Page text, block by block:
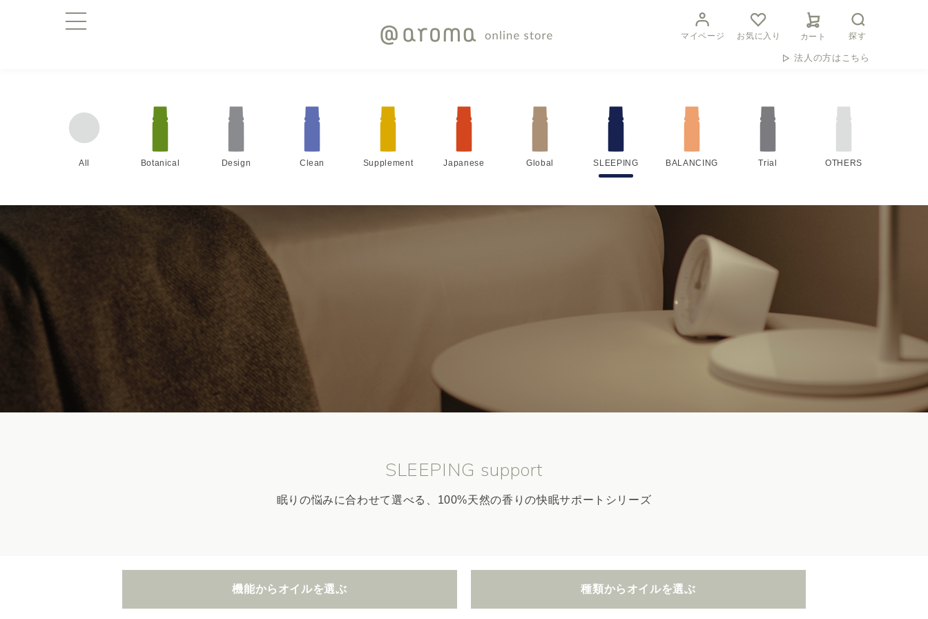
マイページ お気に入り カート 探す
法人の方はこちら
All Botanical Design Clean Supplement Japanese Global SLEEPING BALANCING Trial OTHERS
SLEEPING support
眠りの悩みに合わせて選べる、100%天然の香りの快眠サポートシリーズ
機能からオイルを選ぶ 種類からオイルを選ぶ